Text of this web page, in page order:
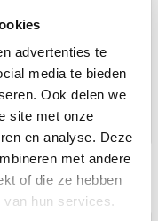
advertenties te
media te bieden
Ook delen we
site met onze
en analyse. Deze
met andere
of die ze hebben
hun services.
enkel oploopbare
(ex. btw)
voorraad
mijn winkelwagen
Nederland